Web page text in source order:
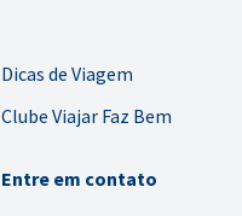
Dicas de Viagem
Clube Viajar Faz Bem
Entre em contato